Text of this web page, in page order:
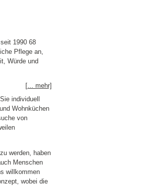
1990 68
Pflege an,
Würde und
[... mehr]
individuell
Wohnküchen
von
werden, haben
Menschen
willkommen
wobei die